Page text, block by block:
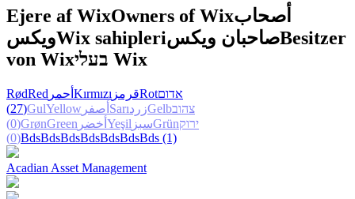
Ejere af WixOwners of Wixأصحاب
ويكسWix sahipleriصاحبان ويكسBesitzer
von Wix
בעלי Wix
RødRed أحمر Kırmızı قرمزRotאדום
(27)GulYellow أصفر SarıزردGelbצהוב
(0)GrønGreen أخضر Yeşil سبزGrünירוק
(0)BdsBdsBdsBdsBdsBdsBds (1)
Acadian Asset Management